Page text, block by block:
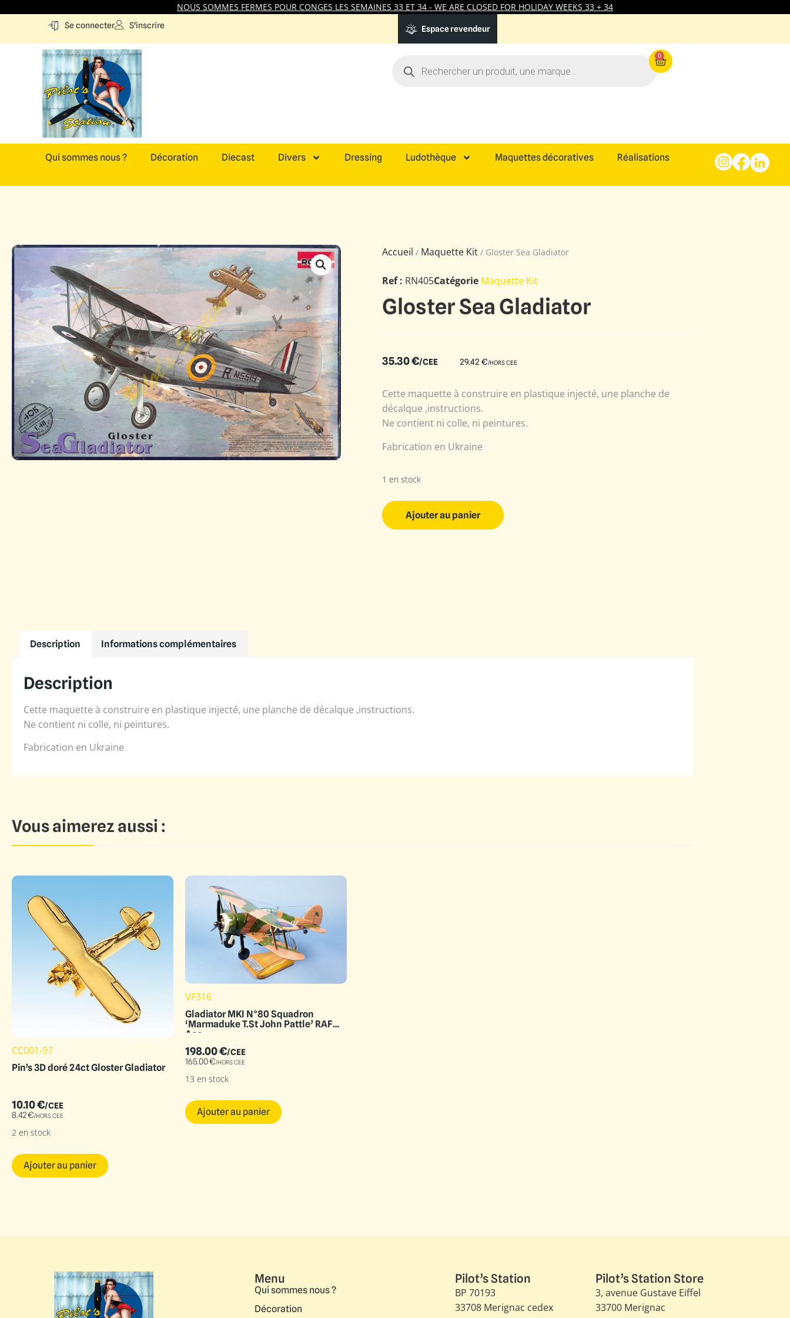
NOUS SOMMES FERMES POUR CONGES LES SEMAINES 33 ET 34 - WE ARE CLOSED FOR HOLIDAY WEEKS 33 + 34
Se connecter S'inscrire Espace revendeur
0
Qui sommes nous ? Décoration Diecast Divers Dressing Ludothèque Maquettes décoratives Réalisations
Accueil / Maquette Kit / Gloster Sea Gladiator
Ref : RN405Catégorie Maquette Kit
Gloster Sea Gladiator
35.30€/CEE 29.42 €/HORS CEE
Cette maquette à construire en plastique injecté, une planche de
décalque ,instructions.
Ne contient ni colle, ni peintures.
Fabrication en Ukraine
1 en stock
Ajouter au panier
Description Informations complémentaires
Description
Cette maquette à construire en plastique injecté, une planche de décalque ,instructions.
Ne contient ni colle, ni peintures.
Fabrication en Ukraine
Vous aimerez aussi :
CC001-97
Pin’s 3D doré 24ct Gloster Gladiator
10.10€/CEE
8.42€/HORS CEE
2 en stock
Ajouter au panier
VF316
Gladiator MKI N°80 Squadron
‘Marmaduke T.St John Pattle’ RAF
Ace
198.00€/CEE
165.00€/HORS CEE
13 en stock
Ajouter au panier
Menu
Qui sommes nous ?
Décoration
Pilot’s Station
BP 70193
33708 Merignac cedex
Pilot’s Station Store
3, avenue Gustave Eiffel​
33700 Merignac